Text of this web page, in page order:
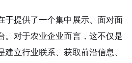
提供了一个集中展示、面对面
。对于农业企业而言，这不仅是
立行业联系、获取前沿信息、